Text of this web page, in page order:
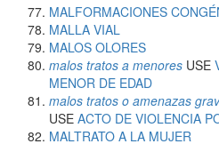
MALFORMACIONES
MALLA VIAL
MALOS OLORES
malos tratos a menores USE
MENOR DE EDAD
malos tratos o amenazas
USE ACTO DE VIOLENCIA
MALTRATO A LA MUJER